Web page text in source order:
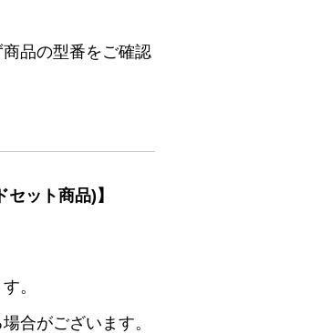
品の型番をご確認
ット商品)】
。
合がございます。